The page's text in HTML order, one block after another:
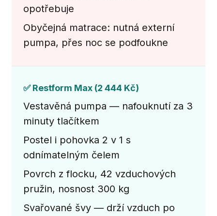
opotřebuje
Obyčejná matrace: nutná externí
pumpa, přes noc se podfoukne
✅ Restform Max (2 444 Kč)
Vestavěná pumpa — nafouknutí za 3
minuty tlačítkem
Postel i pohovka 2 v 1 s
odnímatelným čelem
Povrch z flocku, 42 vzduchových
pružin, nosnost 300 kg
Svařované švy — drží vzduch po